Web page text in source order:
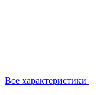
Все характеристики